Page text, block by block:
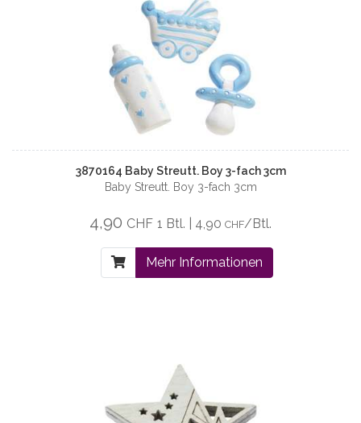
3870164 Baby Streutt. Boy 3-fach 3cm
Baby Streutt. Boy 3-fach 3cm
4,90 CHF 1 Btl. | 4,90 CHF/Btl.
Mehr Informationen